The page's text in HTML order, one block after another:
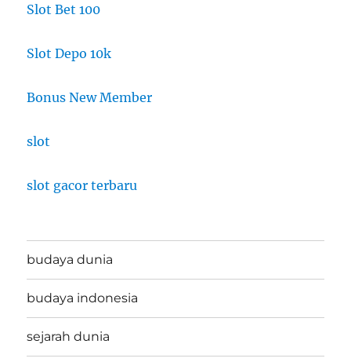
Slot Bet 100
Slot Depo 10k
Bonus New Member
slot
slot gacor terbaru
budaya dunia
budaya indonesia
sejarah dunia